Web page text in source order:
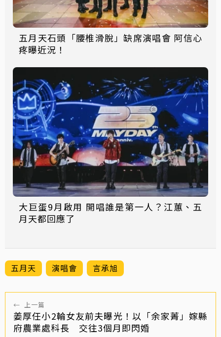
五月天石頭「腰椎滑脫」缺席演唱會 阿信心
疼曝近況！
大巨蛋9月啟用 開唱誰是第一人？江蕙、五
月天都回應了
五月天 演唱會 言承旭
← 上一篇
姜厚任小2輪女友前夫曝光！以「余家菁」嫁縣
府農業處科長 交往3個月即閃婚